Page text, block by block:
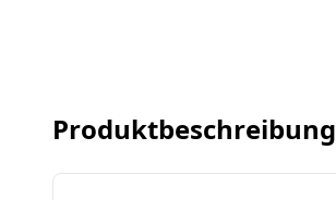
Produktbeschreibung